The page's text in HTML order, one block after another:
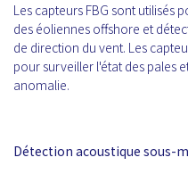
Les capteurs FBG sont utilisés
des éoliennes offshore et
de direction du vent. Les
pour surveiller l'état des pales
anomalie.
Détection acoustique sous-